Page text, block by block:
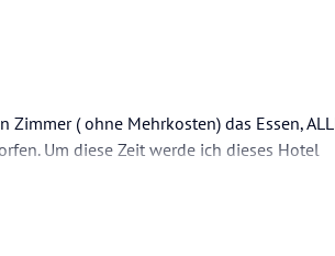
( ohne Mehrkosten) das Essen,
Um diese Zeit werde ich dieses Hotel